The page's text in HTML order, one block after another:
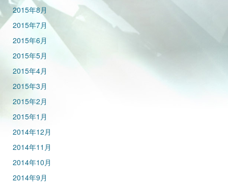
2015年8月
2015年7月
2015年6月
2015年5月
2015年4月
2015年3月
2015年2月
2015年1月
2014年12月
2014年11月
2014年10月
2014年9月